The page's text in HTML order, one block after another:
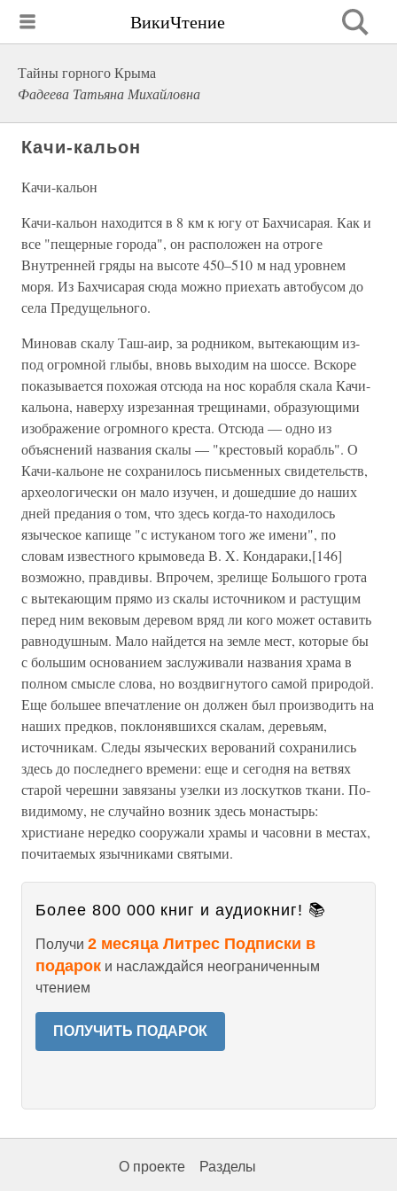
ВикиЧтение
Тайны горного Крыма
Фадеева Татьяна Михайловна
Качи-кальон
Качи-кальон
Качи-кальон находится в 8 км к югу от Бахчисарая. Как и
все "пещерные города", он расположен на отроге
Внутренней гряды на высоте 450–510 м над уровнем
моря. Из Бахчисарая сюда можно приехать автобусом до
села Предущельного.
Миновав скалу Таш-аир, за родником, вытекающим из-
под огромной глыбы, вновь выходим на шоссе. Вскоре
показывается похожая отсюда на нос корабля скала Качи-
кальона, наверху изрезанная трещинами, образующими
изображение огромного креста. Отсюда — одно из
объяснений названия скалы — "крестовый корабль". О
Качи-кальоне не сохранилось письменных свидетельств,
археологически он мало изучен, и дошедшие до наших
дней предания о том, что здесь когда-то находилось
языческое капище "с истуканом того же имени", по
словам известного крымоведа В. X. Кондараки,[146]
возможно, правдивы. Впрочем, зрелище Большого грота
с вытекающим прямо из скалы источником и растущим
перед ним вековым деревом вряд ли кого может оставить
равнодушным. Мало найдется на земле мест, которые бы
с большим основанием заслуживали названия храма в
полном смысле слова, но воздвигнутого самой природой.
Еще большее впечатление он должен был производить на
наших предков, поклонявшихся скалам, деревьям,
источникам. Следы языческих верований сохранились
здесь до последнего времени: еще и сегодня на ветвях
старой черешни завязаны узелки из лоскутков ткани. По-
видимому, не случайно возник здесь монастырь:
христиане нередко сооружали храмы и часовни в местах,
почитаемых язычниками святыми.
Более 800 000 книг и аудиокниг! 📚
Получи 2 месяца Литрес Подписки в
подарок и наслаждайся неограниченным
чтением
ПОЛУЧИТЬ ПОДАРОК
О проекте Разделы